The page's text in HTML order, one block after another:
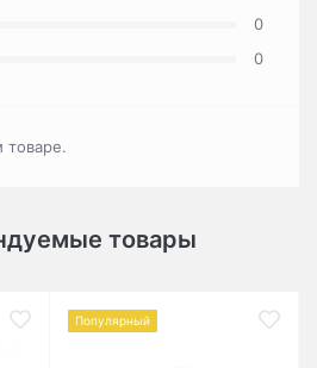
0
0
товаре.
товары
Популярный